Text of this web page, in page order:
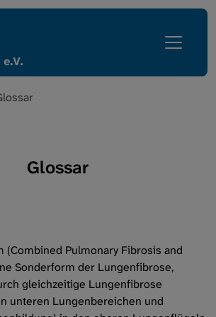
springen
Glossar
(Combined Pulmonary Fibrosis and
Sonderform der Lungenfibrose,
gleichzeitige Lungenfibrose
unteren Lungenbereichen und